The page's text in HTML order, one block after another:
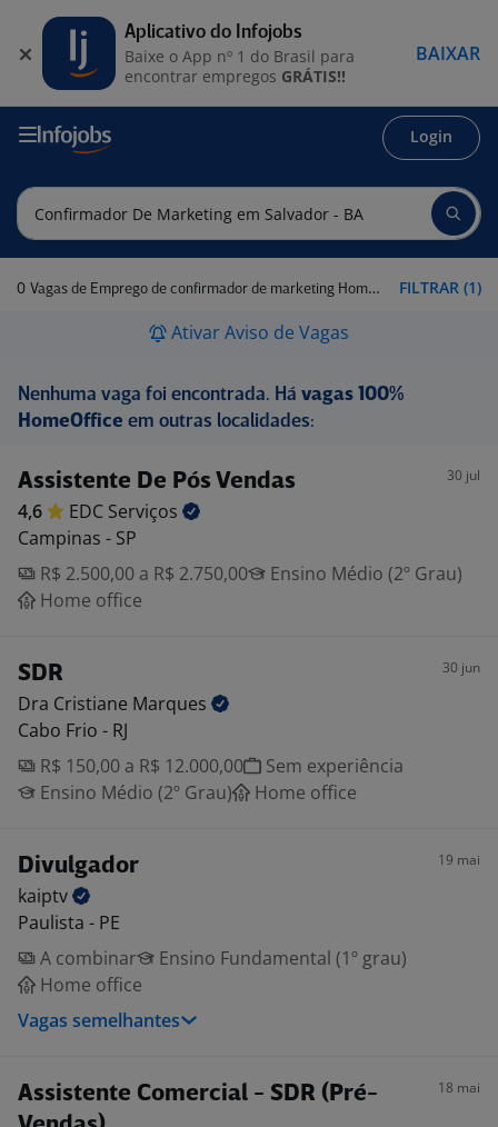
Login
0 Vagas de Emprego de confirmador de marketing Home office em Salvador - BA FILTRAR (1)
Ativar Aviso de Vagas
Nenhuma vaga foi encontrada. Há vagas 100%
HomeOffice em outras localidades:
Assistente De Pós Vendas 30 jul
4,6 EDC Serviços
Campinas - SP
R$ 2.500,00 a R$ 2.750,00
Ensino Médio (2º Grau)
Home office
SDR 30 jun
Dra Cristiane Marques
Cabo Frio - RJ
R$ 150,00 a R$ 12.000,00
Sem experiência
Ensino Médio (2º Grau)
Home office
Divulgador 19 mai
kaiptv
Paulista - PE
A combinar
Ensino Fundamental (1º grau)
Home office
Vagas semelhantes
Assistente Comercial - SDR (Pré-
18 mai
Aplicativo do Infojobs
Baixe o App nº 1 do Brasil para
encontrar empregos GRÁTIS!!
BAIXAR